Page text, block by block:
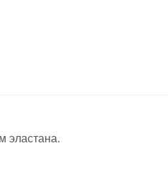
эластана.